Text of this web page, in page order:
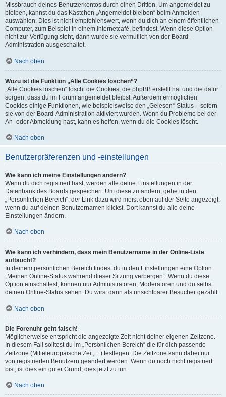
Missbrauch deines Benutzerkontos durch einen Dritten. Um angemeldet zu
bleiben, kannst du das Kästchen „Angemeldet bleiben“ beim Anmelden
auswählen. Dies ist nicht empfehlenswert, wenn du dich an einem öffentlichen
Computer, zum Beispiel in einem Internetcafé, befindest. Wenn diese Option
nicht zur Verfügung steht, dann wurde sie vermutlich von der Board-
Administration ausgeschaltet.
Nach oben
Wozu ist die Funktion „Alle Cookies löschen“?
„Alle Cookies löschen“ löscht die Cookies, die phpBB erstellt hat und die dafür
sorgen, dass du im Forum angemeldet bleibst. Außerdem ermöglichen
Cookies einige Funktionen, wie beispielsweise den „Gelesen“-Status – sofern
sie von der Board-Administration aktiviert wurden. Wenn du Probleme bei der
An- oder Abmeldung hast, kann es helfen, wenn du die Cookies löscht.
Nach oben
Benutzerpräferenzen und -einstellungen
Wie kann ich meine Einstellungen ändern?
Wenn du dich registriert hast, werden alle deine Einstellungen in der
Datenbank des Boards gespeichert. Um diese zu ändern, gehe in den
„Persönlichen Bereich“; der Link dazu wird meist oben auf der Seite angezeigt,
wenn du auf deinen Benutzernamen klickst. Dort kannst du alle deine
Einstellungen ändern.
Nach oben
Wie kann ich verhindern, dass mein Benutzername in der Online-Liste
auftaucht?
In deinem persönlichen Bereich findest du in den Einstellungen eine Option
„Meinen Online-Status während dieser Sitzung verbergen“. Wenn du diese
Option einschaltest, können nur Administratoren, Moderatoren und du selbst
deinen Online-Status sehen. Du wirst dann als unsichtbarer Besucher gezählt.
Nach oben
Die Forenuhr geht falsch!
Möglicherweise entspricht die angezeigte Zeit nicht deiner eigenen Zeitzone.
In diesem Fall solltest du im „Persönlichen Bereich“ die für dich passende
Zeitzone (Mitteleuropäische Zeit, ...) festlegen. Die Zeitzone kann dabei nur
von registrierten Benutzern geändert werden. Wenn du noch nicht registriert
bist, ist dies ein guter Grund, dies jetzt zu tun.
Nach oben